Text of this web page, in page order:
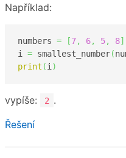
Například:
numbers = [7, 6, 5, 8]
i = smallest_number(
print (i )
vypíše: 2 .
Řešení